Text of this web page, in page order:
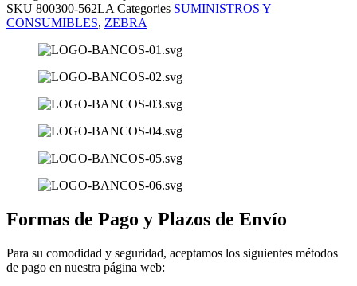
SKU 800300-562LA Categories SUMINISTROS Y
CONSUMIBLES, ZEBRA
Formas de Pago y Plazos de Envío
Para su comodidad y seguridad, aceptamos los siguientes métodos
de pago en nuestra página web: